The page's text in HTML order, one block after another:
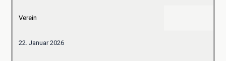
Verein
22. Januar 2026